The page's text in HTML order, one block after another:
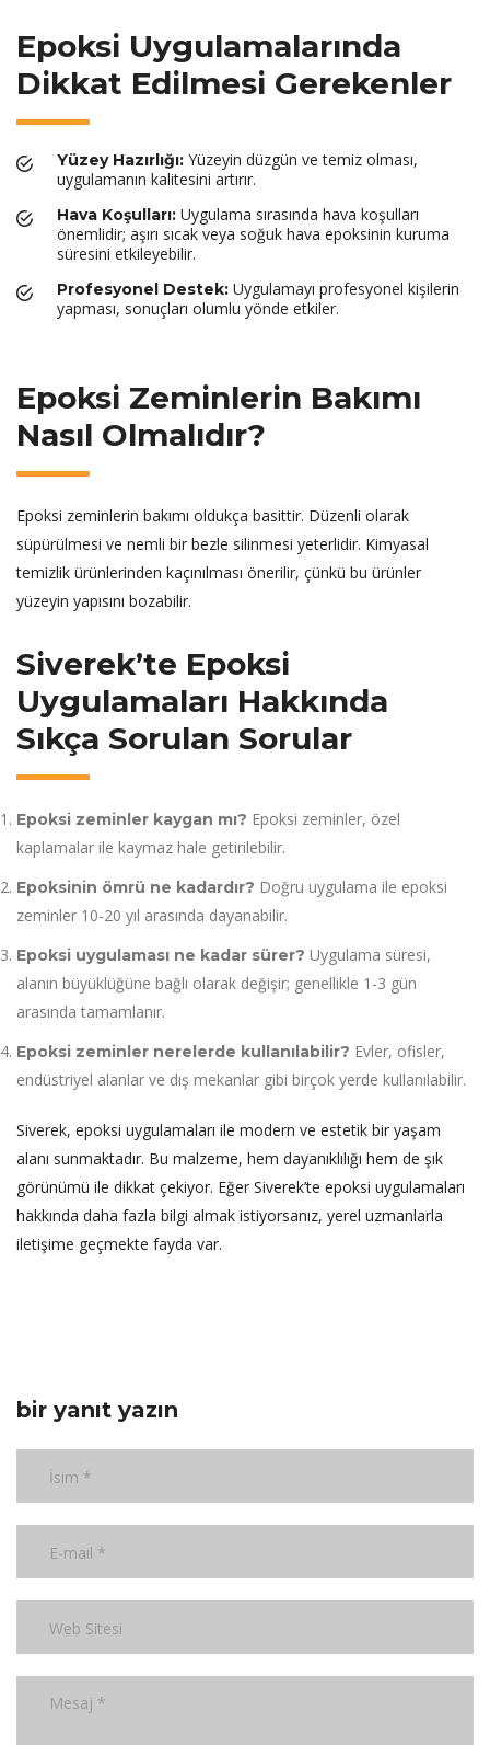
Epoksi Uygulamalarında
Dikkat Edilmesi Gerekenler
Yüzey Hazırlığı: Yüzeyin düzgün ve temiz olması,
uygulamanın kalitesini artırır.
Hava Koşulları: Uygulama sırasında hava koşulları
önemlidir; aşırı sıcak veya soğuk hava epoksinin kuruma
süresini etkileyebilir.
Profesyonel Destek: Uygulamayı profesyonel kişilerin
yapması, sonuçları olumlu yönde etkiler.
Epoksi Zeminlerin Bakımı
Nasıl Olmalıdır?
Epoksi zeminlerin bakımı oldukça basittir. Düzenli olarak
süpürülmesi ve nemli bir bezle silinmesi yeterlidir. Kimyasal
temizlik ürünlerinden kaçınılması önerilir, çünkü bu ürünler
yüzeyin yapısını bozabilir.
Siverek’te Epoksi
Uygulamaları Hakkında
Sıkça Sorulan Sorular
Epoksi zeminler kaygan mı? Epoksi zeminler, özel
kaplamalar ile kaymaz hale getirilebilir.
Epoksinin ömrü ne kadardır? Doğru uygulama ile epoksi
zeminler 10-20 yıl arasında dayanabilir.
Epoksi uygulaması ne kadar sürer? Uygulama süresi,
alanın büyüklüğüne bağlı olarak değişir; genellikle 1-3 gün
arasında tamamlanır.
Epoksi zeminler nerelerde kullanılabilir? Evler, ofisler,
endüstriyel alanlar ve dış mekanlar gibi birçok yerde kullanılabilir.
Siverek, epoksi uygulamaları ile modern ve estetik bir yaşam
alanı sunmaktadır. Bu malzeme, hem dayanıklılığı hem de şık
görünümü ile dikkat çekiyor. Eğer Siverek’te epoksi uygulamaları
hakkında daha fazla bilgi almak istiyorsanız, yerel uzmanlarla
iletişime geçmekte fayda var.
bir yanıt yazın